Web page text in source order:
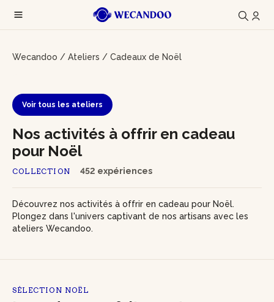
Wecandoo / Ateliers / Cadeaux de Noël
COLLECTION 452 expériences
Nos activités à offrir en cadeau
pour Noël
Découvrez nos activités à offrir en cadeau pour Noël.
Plongez dans l'univers captivant de nos artisans avec les
ateliers Wecandoo.
Voir tous les ateliers
SÉLECTION NOËL